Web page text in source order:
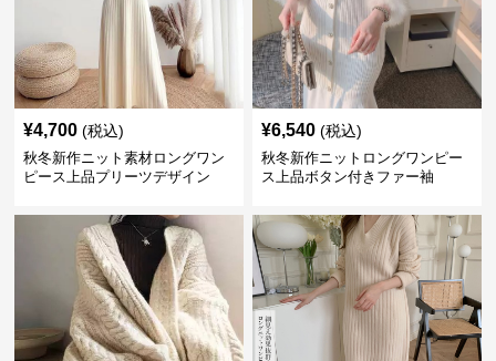
¥4,700 (税込)
秋冬新作ニット素材ロングワン
ピース上品プリーツデザイン
¥6,540 (税込)
秋冬新作ニットロングワンピー
ス上品ボタン付きファー袖